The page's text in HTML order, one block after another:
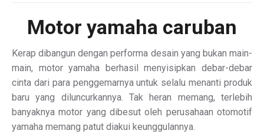
Motor yamaha caruban
Kerap dibangun dengan performa desain yang bukan main-
main, motor yamaha berhasil menyisipkan debar-debar
cinta dari para penggemarnya untuk selalu menanti produk
baru yang diluncurkannya. Tak heran memang, terlebih
banyaknya motor yang dibesut oleh perusahaan otomotif
yamaha memang patut diakui keunggulannya.